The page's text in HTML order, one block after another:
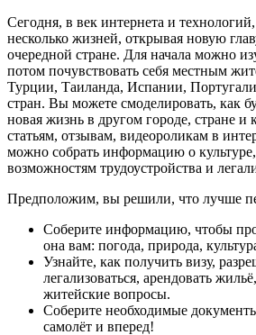
Сегодня, в век интернета и
несколько жизней, открывая новую
очередной стране. Для начала можно
потом почувствовать себя местным
Турции, Таиланда, Испании,
стран. Вы можете смоделировать, как
новая жизнь в другом городе, стране и
статьям, отзывам, видеороликам в
можно собрать информацию о
возможностям трудоустройства и
Предположим, вы решили, что лучше
Соберите информацию, чтобы
она вам: погода, природа,
Узнайте, как получить визу,
легализоваться, арендовать
житейские вопросы.
Соберите необходимые
самолёт и вперед!